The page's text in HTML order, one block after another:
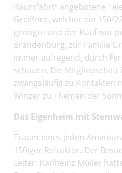
Raumfahrt“ angebotene
Greißner, welcher ein 150/
genügte und der Kauf war
Brandenburg, zur Familie
immer aufregend, durch
schauen. Die
zwangsläufig zu Kontakten
Winzer zu Themen der
Das Eigenheim mit
Traum eines jeden
150iger Refraktor. Der
Leiter, Karlheinz Müller